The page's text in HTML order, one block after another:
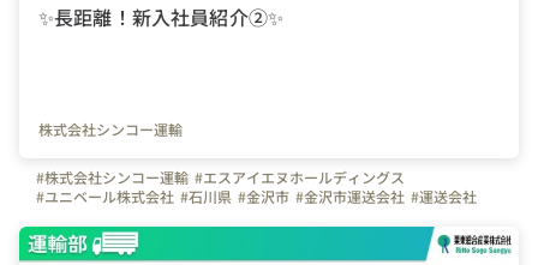
✨長距離！新入社員紹介②✨
株式会社シンコー運輸
#株式会社シンコー運輸 #エスアイエヌホールディングス
#ユニベール株式会社 #石川県 #金沢市 #金沢市運送会社 #運送会社
#運転手 #やりがいを感じる瞬間
#インタビュー
#弊社のすごいところ
#ビジョン #休日